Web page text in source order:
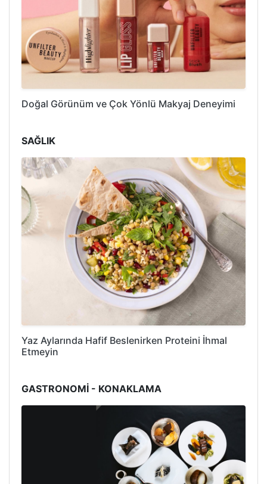
Doğal Görünüm ve Çok Yönlü Makyaj Deneyimi
SAĞLIK
Yaz Aylarında Hafif Beslenirken Proteini İhmal
Etmeyin
GASTRONOMİ - KONAKLAMA